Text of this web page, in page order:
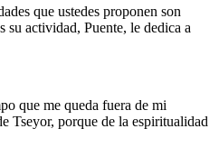
que ustedes proponen son
su actividad, Puente, le dedica a
que me queda fuera de mi
Tseyor, porque de la espiritualidad